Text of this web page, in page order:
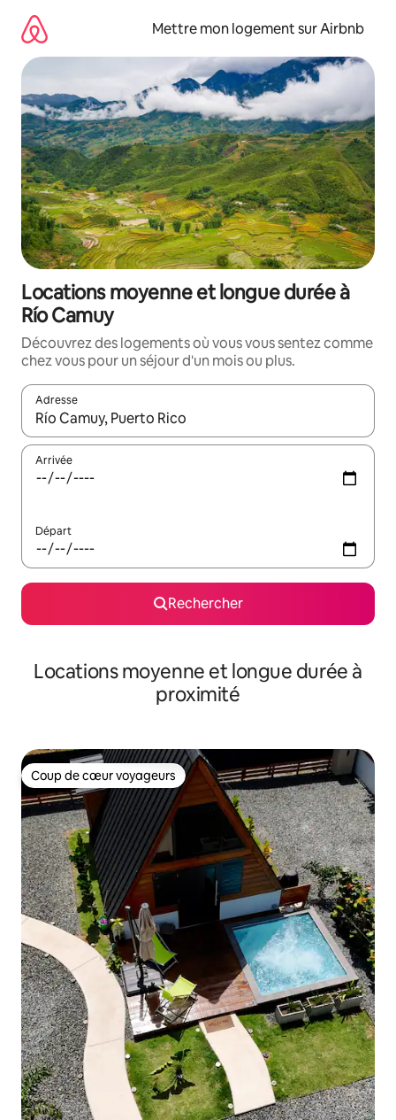
directement
contenu
Mettre mon logement sur Airbnb
Locations moyenne et longue durée à
Río Camuy
Découvrez des logements où vous vous sentez comme
chez vous pour un séjour d'un mois ou plus.
Adresse
Lorsque les résultats s'affichent, utilisez les flèches vers le
Arrivée
Départ
Rechercher
Locations moyenne et longue durée à
proximité
Coup de cœur voyageurs
Coup de cœur voyageurs